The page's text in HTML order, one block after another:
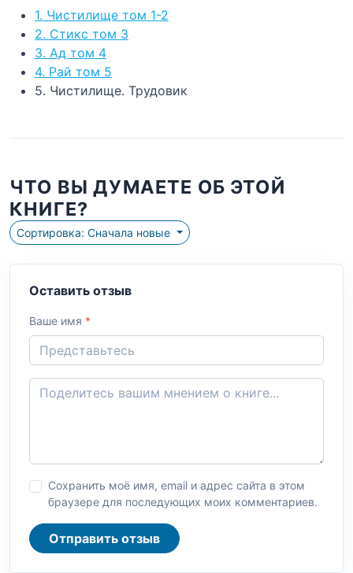
1. Чистилище том 1-2
2. Стикс том 3
3. Ад том 4
4. Рай том 5
5. Чистилище. Трудовик
ЧТО ВЫ ДУМАЕТЕ ОБ ЭТОЙ
КНИГЕ?
Сортировка: Сначала новые
Оставить отзыв
Ваше имя *
Сохранить моё имя, email и адрес сайта в этом
браузере для последующих моих комментариев.
Отправить отзыв